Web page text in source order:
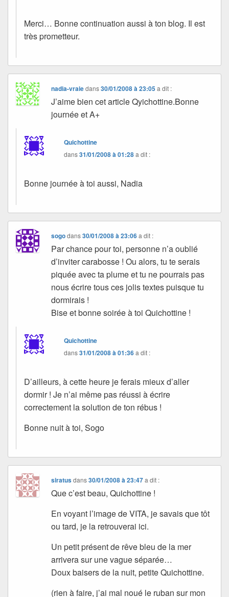
Merci… Bonne continuation aussi à ton blog. Il est
très prometteur.
nadia-vraiedans30/01/2008 à 23:05 a dit :
J’aime bien cet article Qyichottine.Bonne
journée et A+
Quichottine
dans31/01/2008 à 01:28a dit :
Bonne journée à toi aussi, Nadia
sogodans30/01/2008 à 23:06 a dit :
Par chance pour toi, personne n’a oublié
d’inviter carabosse ! Ou alors, tu te serais
piquée avec ta plume et tu ne pourrais pas
nous écrire tous ces jolis textes puisque tu
dormirais !
Bise et bonne soirée à toi Quichottine !
Quichottine
dans31/01/2008 à 01:36a dit :
D’ailleurs, à cette heure je ferais mieux d’aller
dormir ! Je n’ai même pas réussi à écrire
correctement la solution de ton rébus !
Bonne nuit à toi, Sogo
siratusdans30/01/2008 à 23:47 a dit :
Que c’est beau, Quichottine !
En voyant l’image de VITA, je savais que tôt
ou tard, je la retrouverai ici.
Un petit présent de rêve bleu de la mer
arrivera sur une vague séparée…
Doux baisers de la nuit, petite Quichottine.
(rien à faire, j’ai mal noué le ruban sur mon